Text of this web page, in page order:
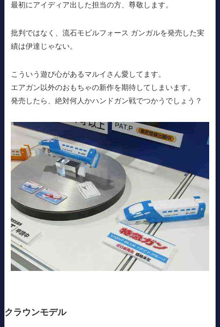
最初にアイディア出した担当の方、尊敬します。
批判ではなく、流石モビルフォース ガンガルを発売した実
績は伊達じゃない。
こういう遊び心があるマルイさん愛してます。
エアガン以外のおもちゃの新作を期待してしまいます。
発売したら、絶対何人かハンドガン戦でつかうでしょう？
クラウンモデル